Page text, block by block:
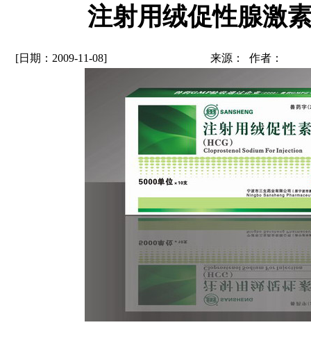
注射用绒促性腺激
[日期：2009-11-08] 来源： 作者：